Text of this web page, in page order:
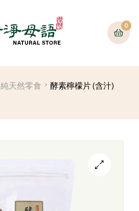
0
純天然零食
酵素檸檬片 (含汁)